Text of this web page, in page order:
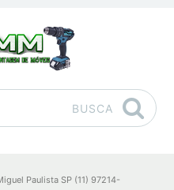
BUSCA
Paulista SP (11) 97214-